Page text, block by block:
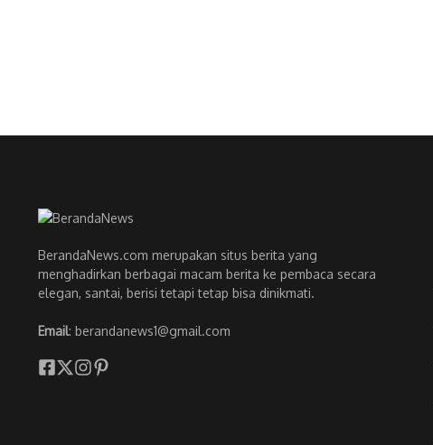
BerandaNews.com merupakan situs berita yang
menghadirkan berbagai macam berita ke pembaca secara
elegan, santai, berisi tetapi tetap bisa dinikmati.
Email: berandanews1@gmail.com